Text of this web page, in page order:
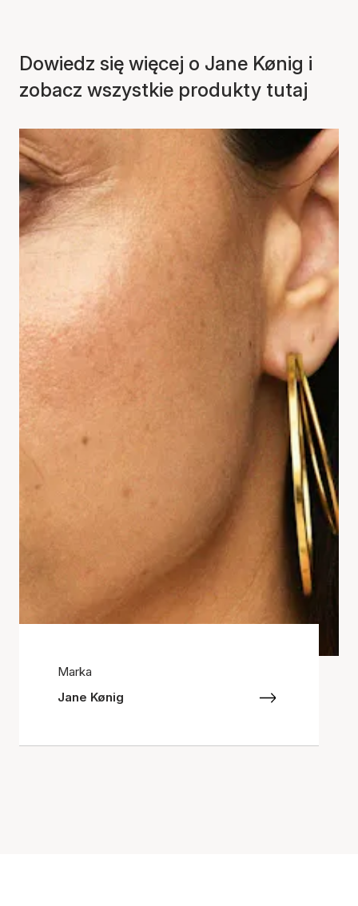
Dowiedz się więcej o Jane Kønig i
zobacz wszystkie produkty tutaj
Marka
Jane Kønig